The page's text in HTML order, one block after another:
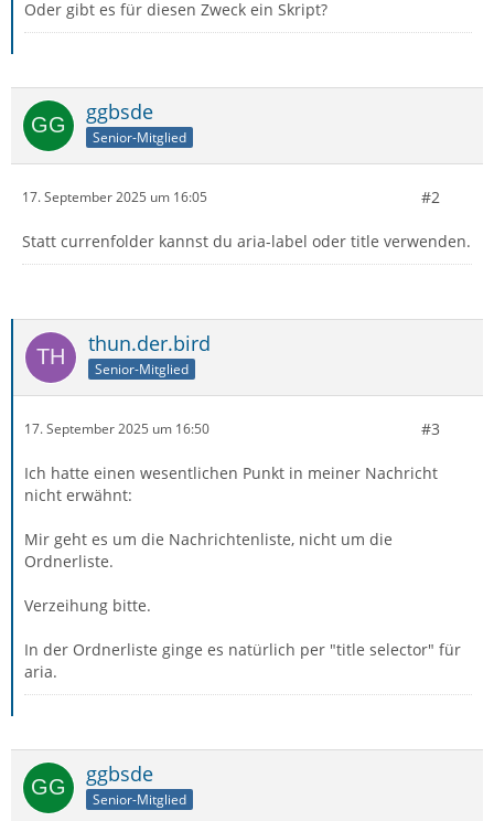
Oder gibt es für diesen Zweck ein Skript?
ggbsde
Senior-Mitglied
17. September 2025 um 16:05 #2
Statt currenfolder kannst du aria-label oder title verwenden.
thun.der.bird
Senior-Mitglied
17. September 2025 um 16:50 #3
Ich hatte einen wesentlichen Punkt in meiner Nachricht
nicht erwähnt:
Mir geht es um die Nachrichtenliste, nicht um die
Ordnerliste.
Verzeihung bitte.
In der Ordnerliste ginge es natürlich per "title selector" für
aria.
ggbsde
Senior-Mitglied